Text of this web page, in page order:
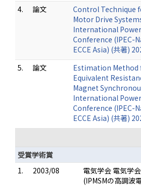
4. 論文
Control Technique
Motor Drive
International
Conference (IPEC-
ECCE Asia) (共著)
5.
論文
Estimation Method
Equivalent
Magnet
International
Conference (IPEC-
ECCE Asia) (共著)
受賞学術賞
1.
2003/08
電気学会 電気学
(IPMSMの高調波